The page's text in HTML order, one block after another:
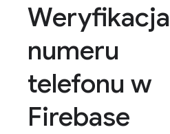
Weryfikacja
numeru
telefonu w
Firebase